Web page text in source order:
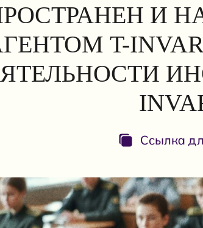
И
T-
Ссылка